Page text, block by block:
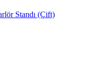
Standı (Çift)